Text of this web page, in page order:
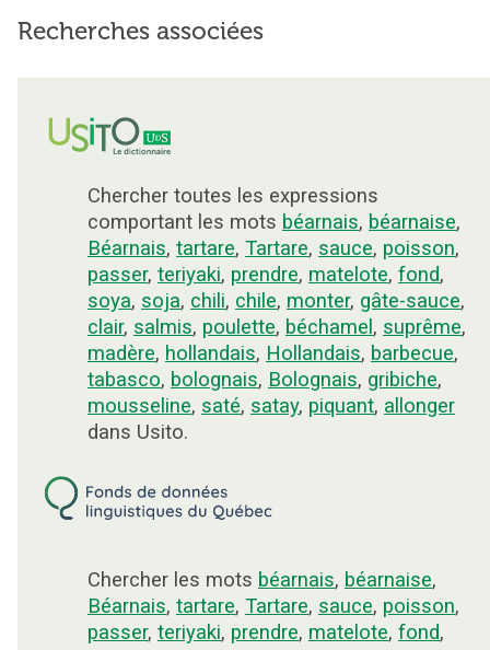
Recherches associées
Chercher toutes les expressions
comportant les mots béarnais, béarnaise,
Béarnais, tartare, Tartare, sauce, poisson,
passer, teriyaki, prendre, matelote, fond,
soya, soja, chili, chile, monter, gâte-sauce,
clair, salmis, poulette, béchamel, suprême,
madère, hollandais, Hollandais, barbecue,
tabasco, bolognais, Bolognais, gribiche,
mousseline, saté, satay, piquant, allonger
dans Usito.
Chercher les mots béarnais, béarnaise,
Béarnais, tartare, Tartare, sauce, poisson,
passer, teriyaki, prendre, matelote, fond,